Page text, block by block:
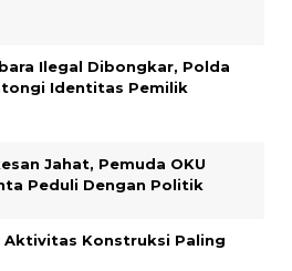
Ilegal Dibongkar, Polda
Identitas Pemilik
Jahat, Pemuda OKU
Peduli Dengan Politik
Aktivitas Konstruksi Paling